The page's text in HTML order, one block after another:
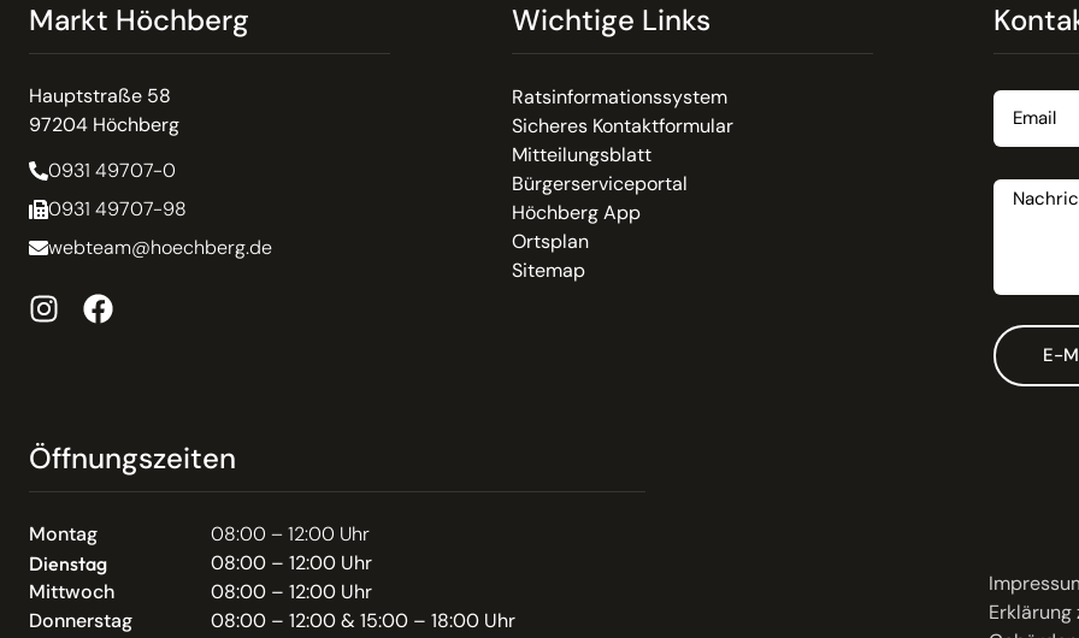
Markt Höchberg
Hauptstraße 58
97204 Höchberg
0931 49707-0
0931 49707-98
webteam@hoechberg.de
Wichtige Links
Ratsinformationssystem
Sicheres Kontaktformular
Mitteilungsblatt
Bürgerserviceportal
Höchberg App
Ortsplan
Sitemap
E-
Öffnungszeiten
Montag 08:00 – 12:00 Uhr
Dienstag
08:00 – 12:00 Uhr
Mittwoch
08:00 – 12:00 Uhr
Donnerstag
08:00 – 12:00 & 15:00 – 18:00 Uhr